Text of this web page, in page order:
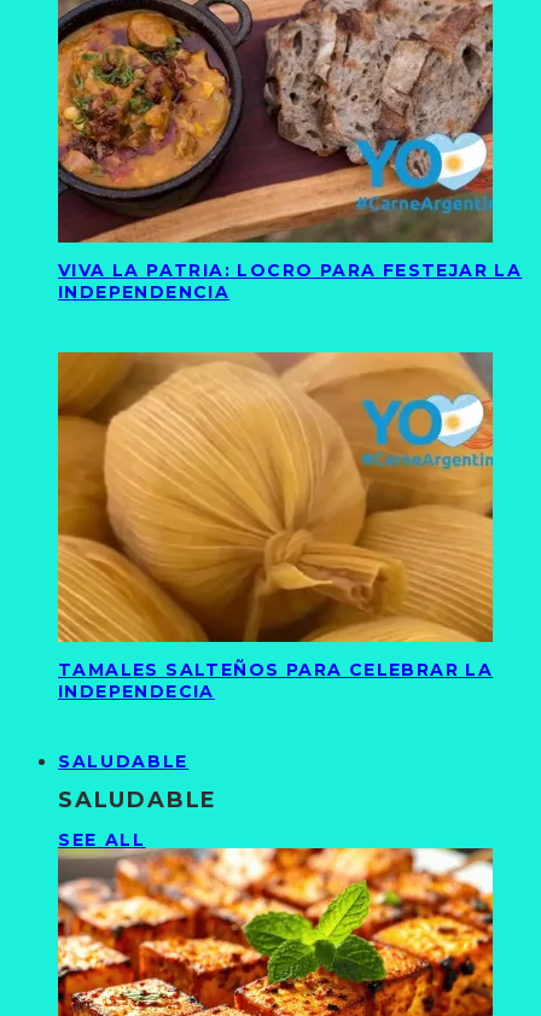
VIVA LA PATRIA: LOCRO PARA FESTEJAR LA
INDEPENDENCIA
TAMALES SALTEÑOS PARA CELEBRAR LA
INDEPENDECIA
SALUDABLE
SALUDABLE
SEE ALL